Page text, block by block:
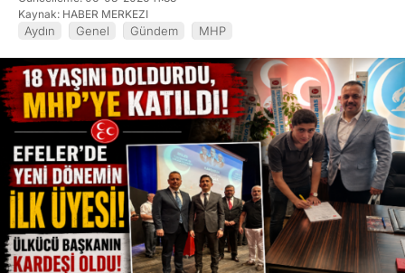
Kaynak: HABER MERKEZI
Aydın Genel Gündem MHP